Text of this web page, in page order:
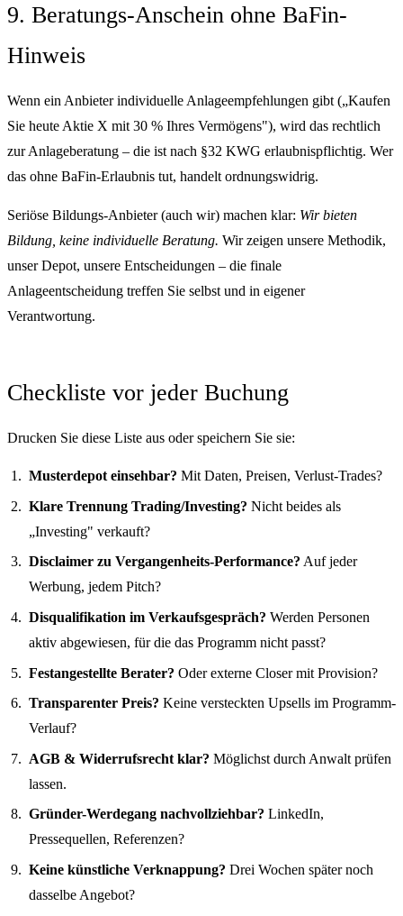
9. Beratungs-Anschein ohne BaFin-
Hinweis
Wenn ein Anbieter individuelle Anlageempfehlungen gibt („Kaufen
Sie heute Aktie X mit 30 % Ihres Vermögens"), wird das rechtlich
zur Anlageberatung – die ist nach §32 KWG erlaubnispflichtig. Wer
das ohne BaFin-Erlaubnis tut, handelt ordnungswidrig.
Seriöse Bildungs-Anbieter (auch wir) machen klar: Wir bieten
Bildung, keine individuelle Beratung. Wir zeigen unsere Methodik,
unser Depot, unsere Entscheidungen – die finale
Anlageentscheidung treffen Sie selbst und in eigener
Verantwortung.
Checkliste vor jeder Buchung
Drucken Sie diese Liste aus oder speichern Sie sie:
Musterdepot einsehbar? Mit Daten, Preisen, Verlust-Trades?
Klare Trennung Trading/Investing? Nicht beides als
„Investing" verkauft?
Disclaimer zu Vergangenheits-Performance? Auf jeder
Werbung, jedem Pitch?
Disqualifikation im Verkaufsgespräch? Werden Personen
aktiv abgewiesen, für die das Programm nicht passt?
Festangestellte Berater? Oder externe Closer mit Provision?
Transparenter Preis? Keine versteckten Upsells im Programm-
Verlauf?
AGB & Widerrufsrecht klar? Möglichst durch Anwalt prüfen
lassen.
Gründer-Werdegang nachvollziehbar? LinkedIn,
Pressequellen, Referenzen?
Keine künstliche Verknappung? Drei Wochen später noch
dasselbe Angebot?